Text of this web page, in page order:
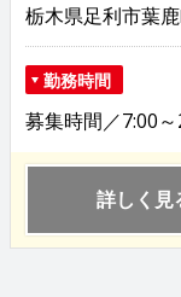
栃木県足利市葉
勤務時間
募集時間／7:00
詳しく見